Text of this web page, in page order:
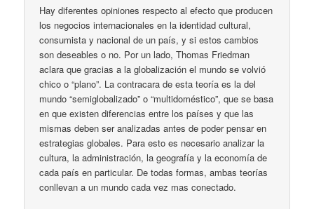
Hay diferentes opiniones respecto al efecto que producen
los negocios internacionales en la identidad cultural,
consumista y nacional de un país, y si estos cambios
son deseables o no. Por un lado, Thomas Friedman
aclara que gracias a la globalización el mundo se volvió
chico o “plano”. La contracara de esta teoría es la del
mundo “semiglobalizado” o “multidoméstico”, que se basa
en que existen diferencias entre los países y que las
mismas deben ser analizadas antes de poder pensar en
estrategias globales. Para esto es necesario analizar la
cultura, la administración, la geografía y la economía de
cada país en particular. De todas formas, ambas teorías
conllevan a un mundo cada vez mas conectado.